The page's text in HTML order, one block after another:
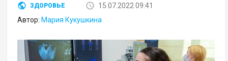
ЗДОРОВЬЕ
15.07.2022 09:41
Автор: Мария Кукушкина